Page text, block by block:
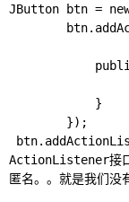
JButton btn =
ActionListener接口
匿名。。就是我们